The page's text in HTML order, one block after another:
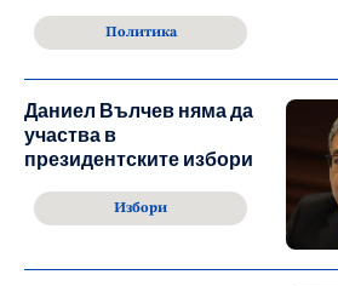
Политика
Даниел Вълчев няма да
участва в
президентските избори
Избори